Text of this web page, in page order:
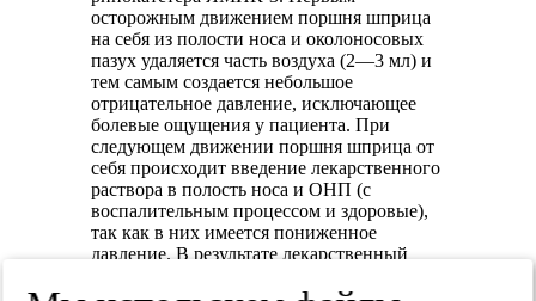
осторожным движением поршня шприца
на себя из полости носа и околоносовых
пазух удаляется часть воздуха (2—3 мл) и
тем самым создается небольшое
отрицательное давление, исключающее
болевые ощущения у пациента. При
следующем движении поршня шприца от
себя происходит введение лекарственного
раствора в полость носа и ОНП (с
воспалительным процессом и здоровые),
так как в них имеется пониженное
давление. В результате лекарственный